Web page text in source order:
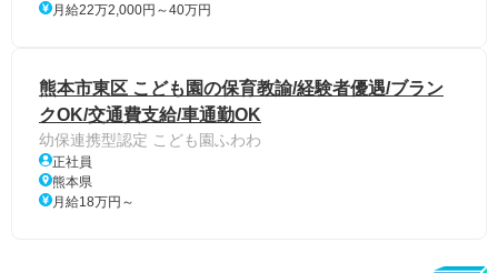
月給22万2,000円～40万円
熊本市東区 こども園の保育教諭/経験者優遇/ブラン
クOK/交通費支給/車通勤OK
幼保連携型認定 こども園ふわわ
正社員
熊本県
月給18万円～